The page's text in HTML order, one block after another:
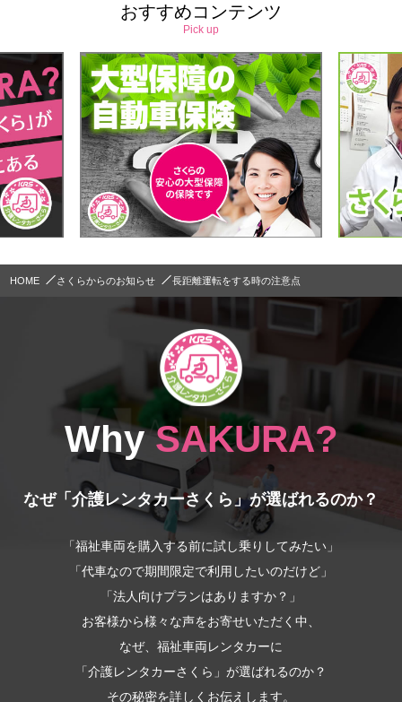
おすすめコンテンツ
Pick up
HOME さくらからのお知らせ 長距離運転をする時の注意点
WhySAKURA?
なぜ「介護レンタカーさくら」が選ばれるのか？
「福祉車両を購入する前に試し乗りしてみたい」
「代車なので期間限定で利用したいのだけど」
「法人向けプランはありますか？」
お客様から様々な声をお寄せいただく中、
なぜ、福祉車両レンタカーに
「介護レンタカーさくら」が選ばれるのか？
その秘密を詳しくお伝えします。